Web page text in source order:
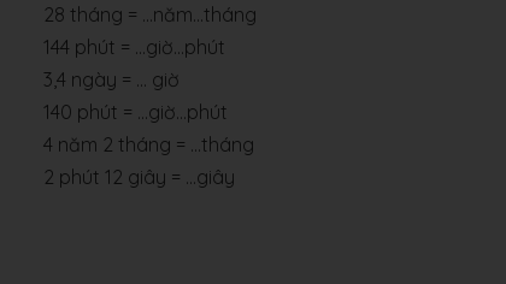
28 tháng = …năm…tháng
144 phút = …giờ…phút
3,4 ngày = … giờ
140 phút = …giờ…phút
4 năm 2 tháng = …tháng
2 phút 12 giây = …giây